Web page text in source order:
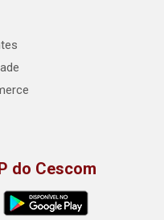
do Cescom